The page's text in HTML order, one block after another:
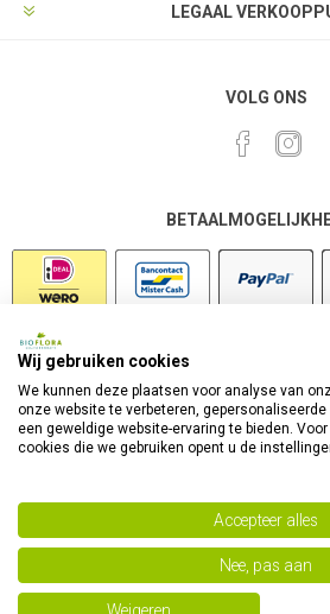
LEGAAL
VOLG ONS
Powered by
Copyright 2026 Bioflora Health
Wij gebruiken cookies
We kunnen deze plaatsen voor analyse van
onze website te verbeteren,
een geweldige website-ervaring te bieden.
cookies die we gebruiken opent u de
Accepteer alles
Nee, pas aan